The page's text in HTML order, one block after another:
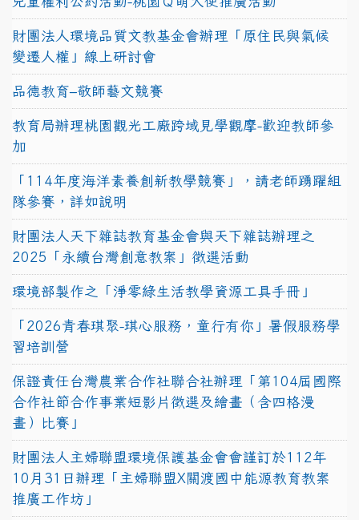
財團法人環境品質文教基金會辦理「原住民與氣候
變遷人權」線上研討會
品德教育–敬師藝文競賽
教育局辦理桃園觀光工廠跨域見學觀摩-歡迎教師參
加
「114年度海洋素養創新教學競賽」，請老師踴躍組
隊參賽，詳如說明
財團法人天下雜誌教育基金會與天下雜誌辦理之
2025「永續台灣創意教案」徵選活動
環境部製作之「淨零綠生活教學資源工具手冊」
「2026青春琪聚-琪心服務，童行有你」暑假服務學
習培訓營
保證責任台灣農業合作社聯合社辦理「第104屆國際
合作社節合作事業短影片徵選及繪畫（含四格漫
畫）比賽」
財團法人主婦聯盟環境保護基金會會謹訂於112年
10月31日辦理「主婦聯盟X關渡國中能源教育教案
推廣工作坊」